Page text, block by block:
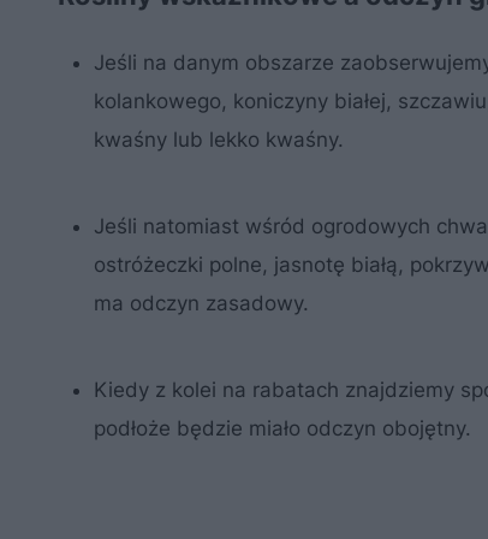
Jeśli na danym obszarze
kolankowego, koniczyny białej,
kwaśny lub lekko kwaśny.
Jeśli natomiast wśród ogrodowych
ostróżeczki polne, jasnotę białą,
ma odczyn zasadowy.
Kiedy z kolei na rabatach znajdziemy
podłoże będzie miało odczyn obojętny.